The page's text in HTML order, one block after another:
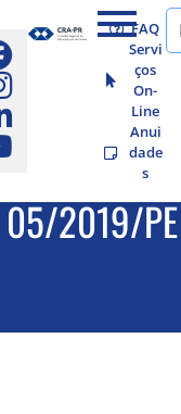
FAQ
Servi
ços
On-
Line
Anui
dade
s
2019/PE